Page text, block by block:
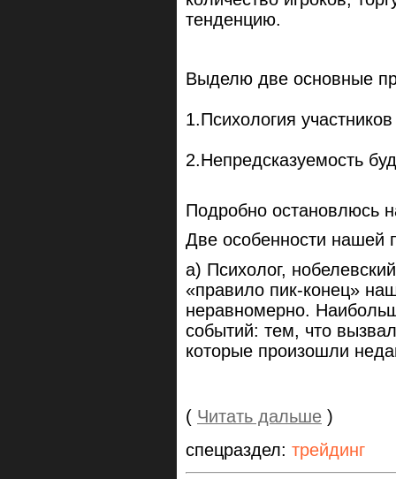
тенденцию.
Выделю две основные
1.Психология участников
2.Непредсказуемость
Подробно остановлюсь
Две особенности нашей
а) Психолог,
«правило пик-конец»
неравномерно.
событий: тем, что
которые произошли
( Читать дальше )
спецраздел: трейдинг